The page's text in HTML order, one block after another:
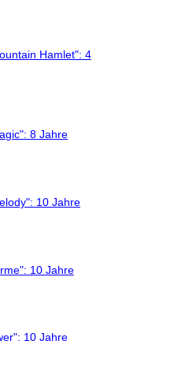
Hamlet": 4
8 Jahre
10 Jahre
10 Jahre
10 Jahre